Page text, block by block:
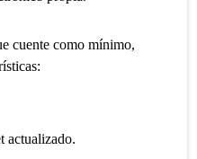
cuente como mínimo,
actualizado.